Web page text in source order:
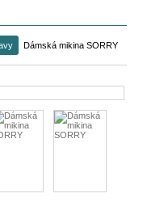
Dámská mikina SORRY